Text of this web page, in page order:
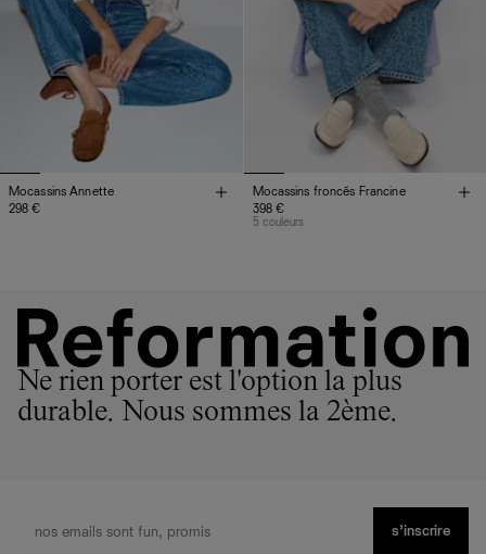
Mocassins Annette
298 €
Mocassins froncés Francine
398 €
5 couleurs
Ne rien porter est l'option la plus
durable. Nous sommes la 2ème.
s’inscrire